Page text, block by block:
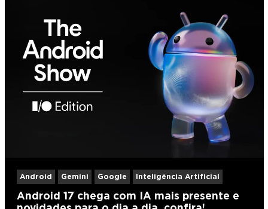
Android Gemini Google Inteligência Artificial
Android 17 chega com IA mais presente e